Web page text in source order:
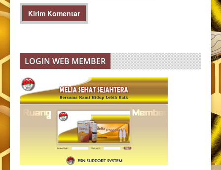
LOGIN WEB MEMBER